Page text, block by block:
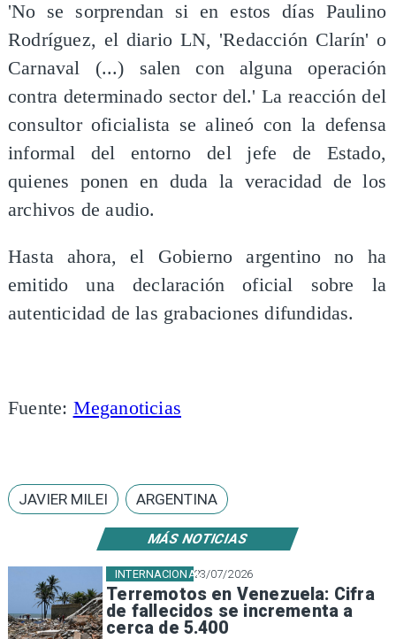
MÁS NOTICIAS
23/07/2026
Terremotos en Venezuela: Cifra
de fallecidos se incrementa a
cerca de 5.400
INTERNACIONAL
'No se sorprendan si en estos días Paulino
Rodríguez, el diario LN, 'Redacción Clarín' o
Carnaval (...) salen con alguna operación
contra determinado sector del.' La reacción del
consultor oficialista se alineó con la defensa
informal del entorno del jefe de Estado,
quienes ponen en duda la veracidad de los
archivos de audio.
Hasta ahora, el Gobierno argentino no ha
emitido una declaración oficial sobre la
autenticidad de las grabaciones difundidas.
Fuente: Meganoticias
JAVIER MILEI ARGENTINA